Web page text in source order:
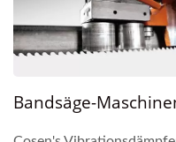
Bandsäge-